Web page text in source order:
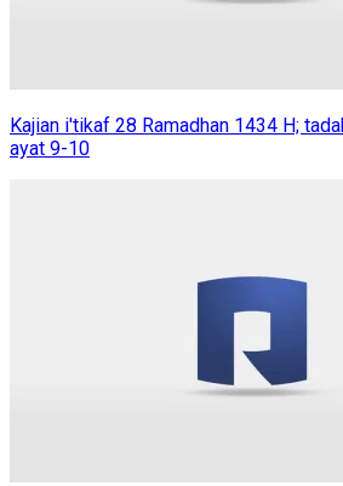
Kajian i'tikaf 28 Ramadhan 1434 H;
ayat 9-10